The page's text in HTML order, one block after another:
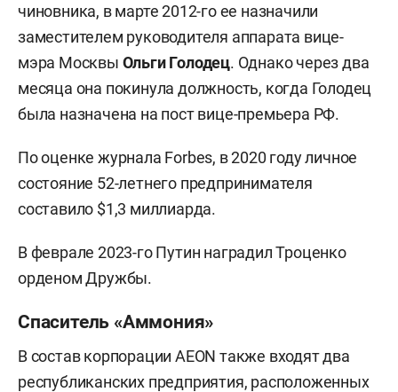
чиновника, в марте 2012-го ее назначили
заместителем руководителя аппарата вице-
мэра Москвы Ольги Голодец. Однако через два
месяца она покинула должность, когда Голодец
была назначена на пост вице-премьера РФ.
По оценке журнала Forbes, в 2020 году личное
состояние 52-летнего предпринимателя
составило $1,3 миллиарда.
В феврале 2023-го Путин наградил Троценко
орденом Дружбы.
Спаситель «Аммония»
В состав корпорации AEON также входят два
республиканских предприятия, расположенных